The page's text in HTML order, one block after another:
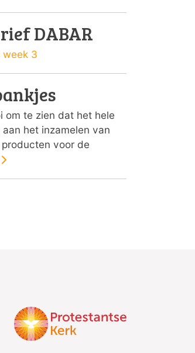
DABAR
week 3
om te zien dat het hele
het inzamelen van
voor de